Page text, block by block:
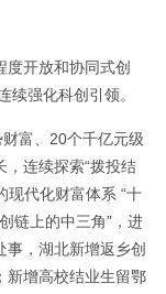
开放和协同式创
续强化科创引领。
富、20个千亿元级
连续探索“拨投结
现代化财富体系 “十
链上的中三角”，进
，湖北新增返乡创
新增高校结业生留鄂